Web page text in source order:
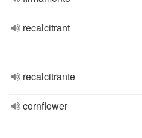
recalcitrant
recalcitrante
cornflower